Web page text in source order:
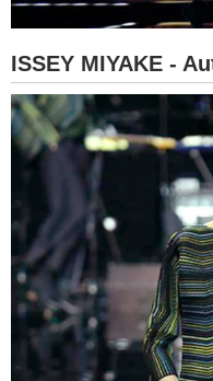
ISSEY MIYAKE -